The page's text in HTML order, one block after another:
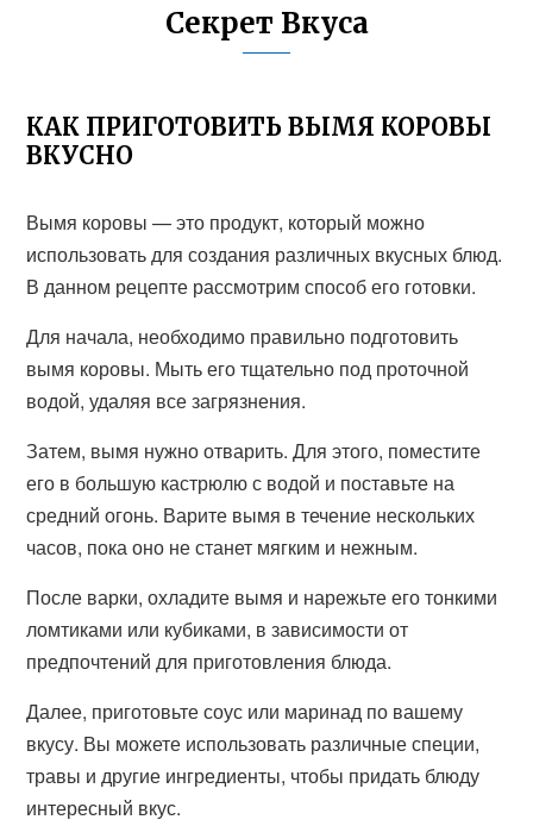
Секрет Вкуса
КАК ПРИГОТОВИТЬ ВЫМЯ КОРОВЫ
ВКУСНО
Вымя коровы — это продукт, который можно
использовать для создания различных вкусных блюд.
В данном рецепте рассмотрим способ его готовки.
Для начала, необходимо правильно подготовить
вымя коровы. Мыть его тщательно под проточной
водой, удаляя все загрязнения.
Затем, вымя нужно отварить. Для этого, поместите
его в большую кастрюлю с водой и поставьте на
средний огонь. Варите вымя в течение нескольких
часов, пока оно не станет мягким и нежным.
После варки, охладите вымя и нарежьте его тонкими
ломтиками или кубиками, в зависимости от
предпочтений для приготовления блюда.
Далее, приготовьте соус или маринад по вашему
вкусу. Вы можете использовать различные специи,
травы и другие ингредиенты, чтобы придать блюду
интересный вкус.